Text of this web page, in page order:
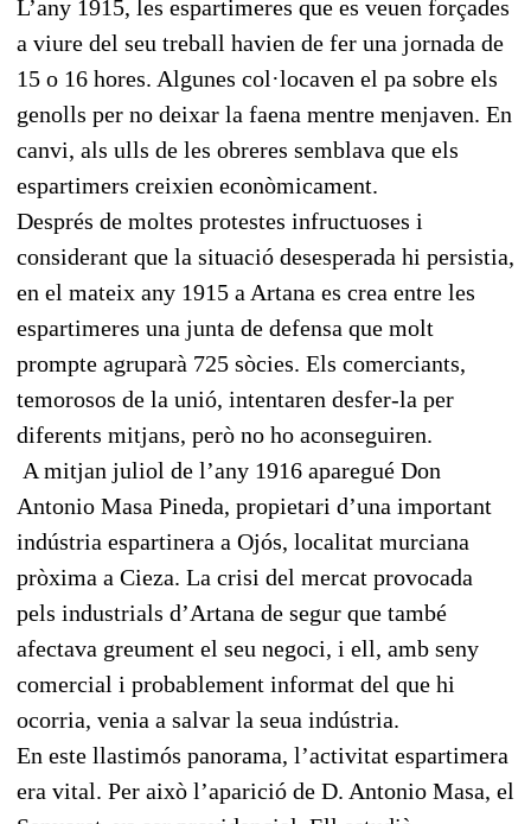
L’any 1915, les espartimeres que es veuen forçades
a viure del seu treball havien de fer una jornada de
15 o 16 hores. Algunes col·locaven el pa sobre els
genolls per no deixar la faena mentre menjaven. En
canvi, als ulls de les obreres semblava que els
espartimers creixien econòmicament.
Després de moltes protestes infructuoses i
considerant que la situació desesperada hi persistia,
en el mateix any 1915 a Artana es crea entre les
espartimeres una junta de defensa que molt
prompte agruparà 725 sòcies. Els comerciants,
temorosos de la unió, intentaren desfer-la per
diferents mitjans, però no ho aconseguiren.
A mitjan juliol de l’any 1916 aparegué Don
Antonio Masa Pineda, propietari d’una important
indústria espartinera a Ojós, localitat murciana
pròxima a Cieza. La crisi del mercat provocada
pels industrials d’Artana de segur que també
afectava greument el seu negoci, i ell, amb seny
comercial i probablement informat del que hi
ocorria, venia a salvar la seua indústria.
En este llastimós panorama, l’activitat espartimera
era vital. Per això l’aparició de D. Antonio Masa, el